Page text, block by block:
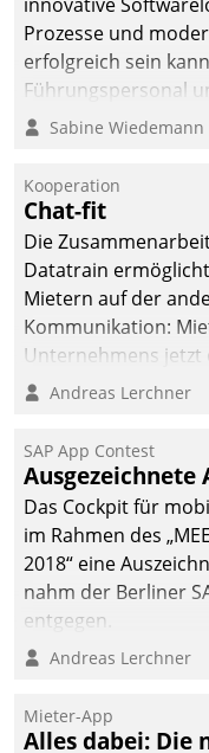
Prozesse und
erfolgreich sein
Führungspersonal
verändern und
Sabine Wiedemann
Kooperation
Chat-fit
Die
Datatrain
Mietern auf der
Kommunikation:
Unternehmens jetzt
Mitarbeiter oder
Andreas Lerchner
SAP App Contest
Ausgezeichnete
Das Cockpit für
im Rahmen des
2018“ eine
nahm der Berliner
entgegen.
Andreas Lerchner
Mieter-App
Alles dabei: Die